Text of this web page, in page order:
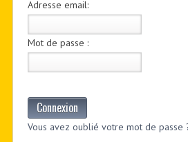
Adresse email:
Mot de passe :
Connexion
Vous avez oublié votre mot de passe